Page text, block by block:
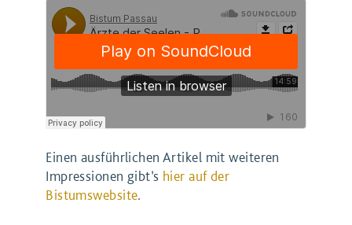
Einen ausführlichen Artikel mit weiteren
Impressionen gibt’s hier auf der
Bistumswebsite.